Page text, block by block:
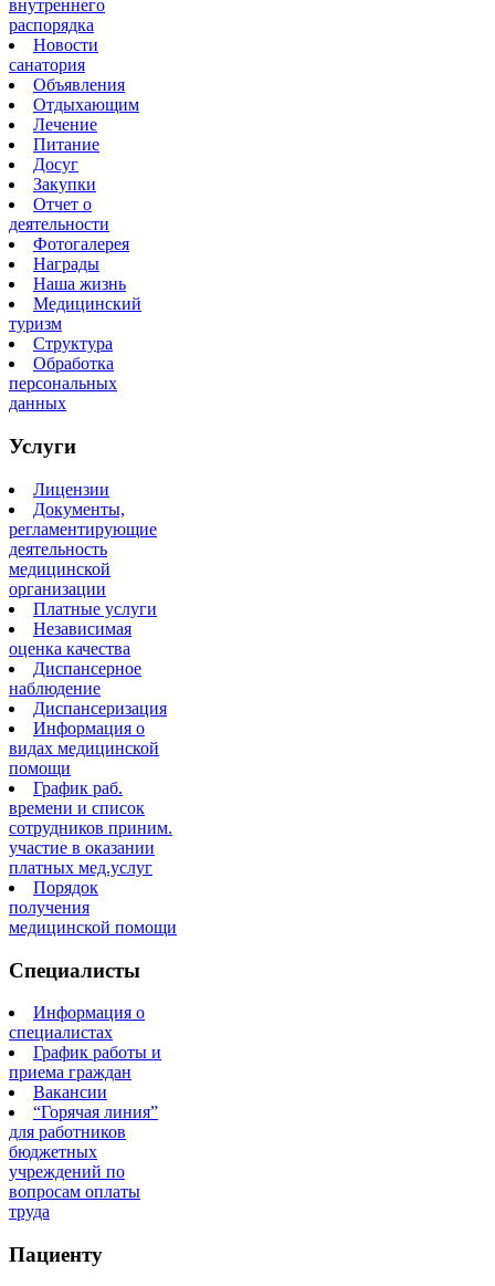
внутреннего
распорядка
Новости
санатория
Объявления
Отдыхающим
Лечение
Питание
Досуг
Закупки
Отчет о
деятельности
Фотогалерея
Награды
Наша жизнь
Медицинский
туризм
Структура
Обработка
персональных
данных
Услуги
Лицензии
Документы,
регламентирующие
деятельность
медицинской
организации
Платные услуги
Независимая
оценка качества
Диспансерное
наблюдение
Диспансеризация
Информация о
видах медицинской
помощи
График раб.
времени и список
сотрудников приним.
участие в оказании
платных мед.услуг
Порядок
получения
медицинской помощи
Специалисты
Информация о
специалистах
График работы и
приема граждан
Вакансии
“Горячая линия”
для работников
бюджетных
учреждений по
вопросам оплаты
труда
Пациенту